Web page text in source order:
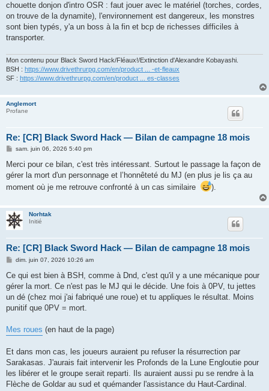
chouette donjon d'intro OSR : faut jouer avec le matériel (torches, cordes,
on trouve de la dynamite), l'environnement est dangereux, les monstres
sont bien typés, y'a un boss à la fin et bcp de richesses difficiles à
transporter.
Mon contenu pour Black Sword Hack/Fléaux!/Extinction d'Alexandre Kobayashi.
BSH : https://www.drivethrurpg.com/en/product ... -et-fleaux
SF : https://www.drivethrurpg.com/en/product ... es-classes
Anglemort
Profane
Re: [CR] Black Sword Hack — Bilan de campagne 18 mois
M
s
a
g
e
sam. juin 06, 2026 5:40 pm
Merci pour ce bilan, c'est très intéressant. Surtout le passage la façon de
gérer la mort d'un personnage et l’honnêteté du MJ (en plus je lis ça au
moment où je me retrouve confronté à un cas similaire
).
Norhtak
Initié
Re: [CR] Black Sword Hack — Bilan de campagne 18 mois
M
s
a
g
dim. juin 07, 2026 10:26 am
Ce qui est bien à BSH, comme à Dnd, c'est qu'il y a une mécanique pour
gérer la mort. Ce n'est pas le MJ qui le décide. Une fois à 0PV, tu jettes
un dé (chez moi j'ai fabriqué une roue) et tu appliques le résultat. Moins
punitif que 0PV = mort.
Mes roues (en haut de la page)
Et dans mon cas, les joueurs auraient pu refuser la résurrection par
Sarakasas. J'aurais fait intervenir les Profonds de la Lune Engloutie pour
les libérer et le groupe serait reparti. Ils auraient aussi pu se rendre à la
Flèche de Goldar au sud et quémander l'assistance du Haut-Cardinal.